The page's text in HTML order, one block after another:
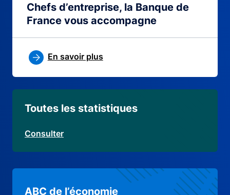
Chefs d’entreprise, la Banque de
France vous accompagne
En savoir plus
Toutes les statistiques
Consulter
ABC de l’économie